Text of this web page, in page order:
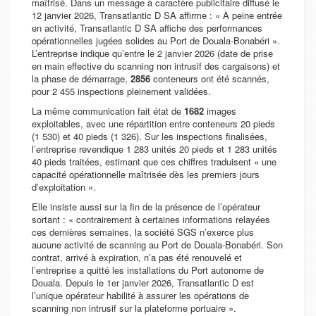
12 janvier 2026, Transatlantic D SA affirme : « À peine entrée
en activité, Transatlantic D SA affiche des performances
opérationnelles jugées solides au Port de Douala-Bonabéri ».
L’entreprise indique qu’entre le 2 janvier 2026 (date de prise
en main effective du scanning non intrusif des cargaisons) et
la phase de démarrage, 2856 conteneurs ont été scannés,
pour 2 455 inspections pleinement validées.
La même communication fait état de 1682 images
exploitables, avec une répartition entre conteneurs 20 pieds
(1 530) et 40 pieds (1 326). Sur les inspections finalisées,
l’entreprise revendique 1 283 unités 20 pieds et 1 283 unités
40 pieds traitées, estimant que ces chiffres traduisent « une
capacité opérationnelle maîtrisée dès les premiers jours
d’exploitation ».
Elle insiste aussi sur la fin de la présence de l’opérateur
sortant : « contrairement à certaines informations relayées
ces dernières semaines, la société SGS n’exerce plus
aucune activité de scanning au Port de Douala-Bonabéri. Son
contrat, arrivé à expiration, n’a pas été renouvelé et
l’entreprise a quitté les installations du Port autonome de
Douala. Depuis le 1er janvier 2026, Transatlantic D est
l’unique opérateur habilité à assurer les opérations de
scanning non intrusif sur la plateforme portuaire ».